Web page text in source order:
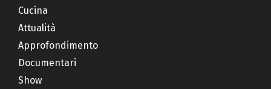
Cucina
Attualità
Approfondimento
Documentari
Show